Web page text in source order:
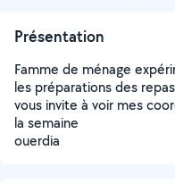
Présentation
Famme de ménage
les préparations des
vous invite à voir mes
la semaine
ouerdia